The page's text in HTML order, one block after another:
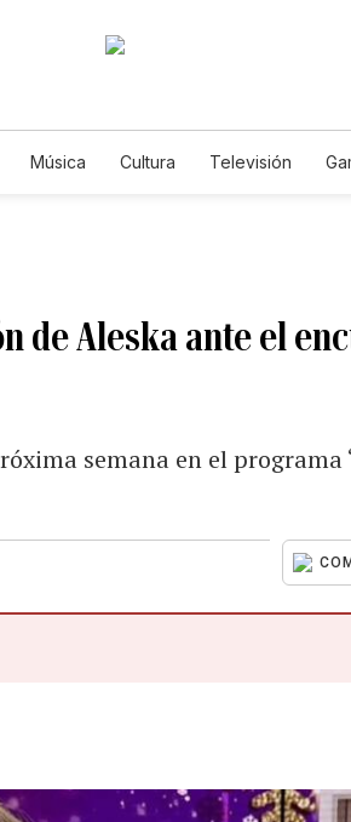
Música Cultura Televisión
de Aleska ante el
semana en el programa